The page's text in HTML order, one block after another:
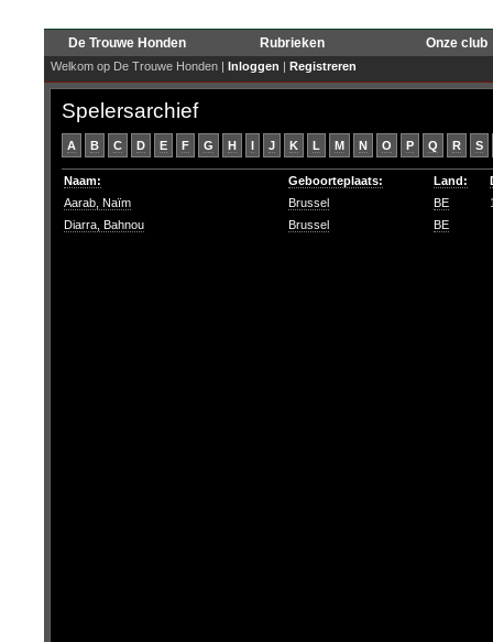
De Trouwe Honden Rubrieken Onze club
Welkom op De Trouwe Honden | Inloggen | Registreren
Spelersarchief
A B C D E F G H I J K L M N O P Q R S
Naam: Geboorteplaats: Land:
Aarab, Naïm
Brussel BE
Diarra, Bahnou
Brussel BE